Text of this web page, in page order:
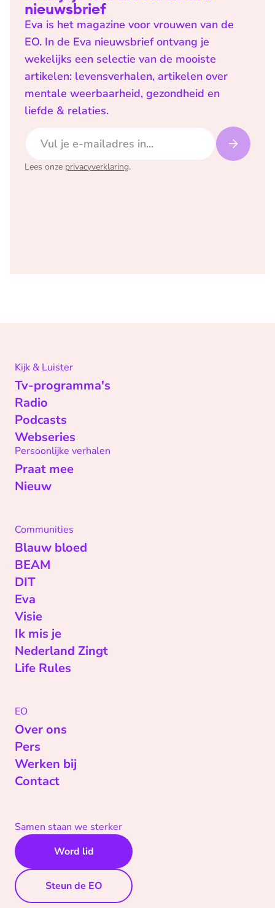
nieuwsbrief
Eva is het magazine voor vrouwen van de
EO. In de Eva nieuwsbrief ontvang je
wekelijks een selectie van de mooiste
artikelen: levensverhalen, artikelen over
mentale weerbaarheid, gezondheid en
liefde & relaties.
Lees onze privacyverklaring.
Kijk & Luister
Tv-programma's
Radio
Podcasts
Webseries
Persoonlijke verhalen
Praat mee
Nieuw
Communities
Blauw bloed
BEAM
DIT
Eva
Visie
Ik mis je
Nederland Zingt
Life Rules
EO
Over ons
Pers
Werken bij
Contact
Samen staan we sterker
Word lid
Steun de EO